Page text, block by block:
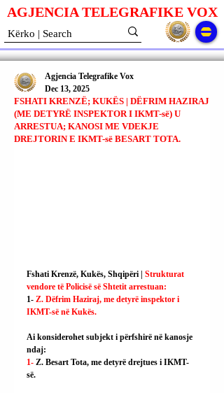
AGJENCIA TELEGRAFIKE VOX
FSHATI KRENZË; KUKËS | DËFRIM HAZIRAJ
(ME DETYRË INSPEKTOR I IKMT-së) U
ARRESTUA; KANOSI ME VDEKJE
DREJTORIN E IKMT-së BESART TOTA.
Agjencia Telegrafike Vox
Dec 13, 2025
Fshati Krenzë, Kukës, Shqipëri | Strukturat
vendore të Policisë së Shtetit arrestuan:
1- Z. Dëfrim Haziraj, me detyrë inspektor i
IKMT-së në Kukës.
Ai konsiderohet subjekt i përfshirë në kanosje
ndaj:
1- Z. Besart Tota, me detyrë drejtues i IKMT-
së.